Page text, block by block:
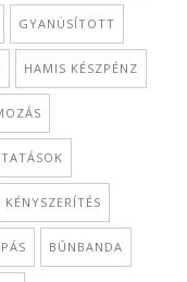
GYANÚSÍTOTT
HAMIS KÉSZPÉNZ
KÉNYSZERÍTÉS
BŰNBANDA